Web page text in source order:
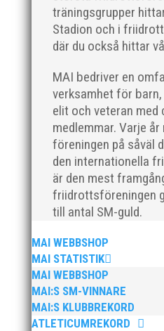
träningsgrupper
Stadion och i
där du också hittar
MAI bedriver en
verksamhet för
elit och veteran med
medlemmar. Varje
föreningen på såväl
den internationella
är den mest
friidrottsföreningen
till antal SM-guld.
MAI WEBBSHOP
MAI STATISTIK
MAI WEBBSHOP
MAI:S SM-VINNARE
MAI:S KLUBBREKORD
ATLETICUMREKORD
LASSE
Lasse
Johnss
on var under många år
kraft inom MAI och
ett djupt intresse för
hos många av våra
medeldistans och
kunskap, engagemang
sporten och dess utövare.